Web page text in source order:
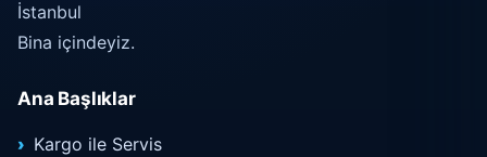
İstanbul
Bina içindeyiz.
Ana Başlıklar
Kargo ile Servis